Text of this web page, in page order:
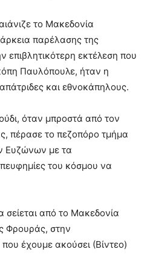
το Μακεδονία
παρέλασης της
επιβλητικότερη εκτέλεση που
Παυλόπουλε, ήταν η
και εθνοκάπηλους.
όταν μπροστά από τον
πέρασε το πεζοπόρο τμήμα
Ευζώνων με τα
του κόσμου να
σείεται από το Μακεδονία
Φρουράς, στην
που έχουμε ακούσει (Βίντεο)